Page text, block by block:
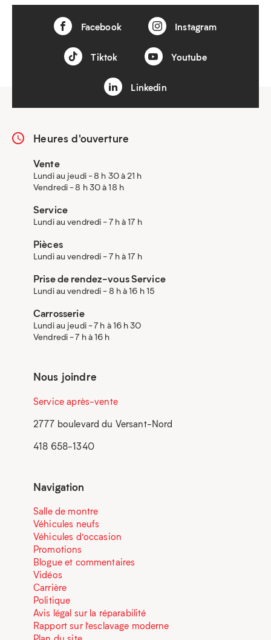
Facebook Instagram
Tiktok Youtube
Linkedin
Heures d'ouverture
Vente
Lundi au jeudi - 8 h 30 à 21 h
Vendredi - 8 h 30 à 18 h
Service
Lundi au vendredi - 7 h à 17 h
Pièces
Lundi au vendredi - 7 h à 17 h
Prise de rendez-vous Service
Lundi au vendredi - 8 h à 16 h 15
Carrosserie
Lundi au jeudi - 7 h à 16 h 30
Vendredi - 7 h à 16 h
Nous joindre
Service après-vente
2777 boulevard du Versant-Nord
418 658-1340
Navigation
Salle de montre
Véhicules neufs
Véhicules d’occasion
Promotions
Blogue et commentaires
Vidéos
Carrière
Politique
Avis légal sur la réparabilité
Rapport sur l’esclavage moderne